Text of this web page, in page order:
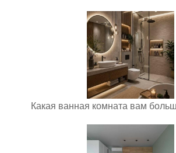
Какая ванная комната вам